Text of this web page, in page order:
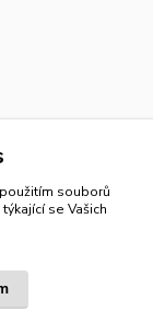
souborů
se Vašich